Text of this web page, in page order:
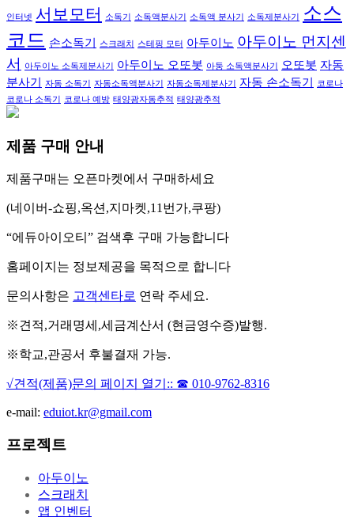
인터넷 서보모터 소독기 소독액분사기 소독액 분사기 소독제분사기
소스
코드 손소독기 스크래치 스테핑 모터 아두이노 아두이노 먼지센
서
아두이노 소독제분사기 아두이노 오또봇 아둥 소독액분사기 오또봇 자동
분사기 자동 소독기 자동소독액분사기 자동소독제분사기 자동 손소독기
코로나
코로나 소독기
코로나 예방 태양광자동추적 태양광추적
제품 구매 안내
제품구매는 오픈마켓에서 구매하세요
(네이버-쇼핑,옥션,지마켓,11번가,쿠팡)
“에듀아이오티” 검색후 구매 가능합니다
홈페이지는 정보제공을 목적으로 합니다
문의사항은 고객센타로 연락 주세요.
※견적,거래명세,세금계산서 (현금영수증)발행.
※학교,관공서 후불결재 가능.
√견적(제품)문의 페이지 열기:: ☎ 010-9762-8316
e-mail: eduiot.kr@gmail.com
프로젝트
아두이노
스크래치
앱 인벤터